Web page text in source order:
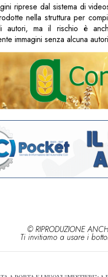
riprese dal sistema di
nella struttura per
autori, ma il rischio è
immagini senza alcuna
© RIPRODUZIONE
Ti invitiamo a usare i